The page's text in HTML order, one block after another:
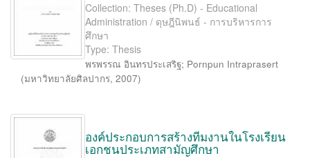
Collection: Theses (Ph.D) - Educational
Administration / ดุษฎีนิพนธ์ - การบริหารการ
ศึกษา
Type: Thesis
พรพรรณ อินทรประเสริฐ; Pornpun Intraprasert
(มหาวิทยาลัยศิลปากร, 2007)
องค์ประกอบการสร้างทีมงานในโรงเรียน
เอกชนประเภทสามัญศึกษา